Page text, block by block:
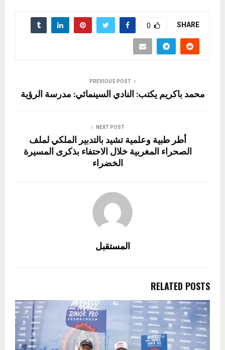
b
o
o
A
p
se
n
er
es
e
gr
st
o
ail
ar
e
SHARE
0
PREVIOUS POST
محمد باكريم يكتب: النادي السينمائي: مدرسة الرؤية
NEXT POST
أطر طبية وعلمية تشيد بالتدبير الملكي لملف
الصحراء المغربية خلال الاحتفاء بذكرى المسيرة
الخضراء
المستقبل
RELATED POSTS